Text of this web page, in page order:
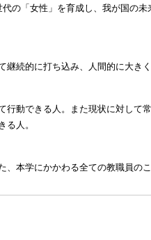
の「女性」を育成し、我が国の
続的に打ち込み、人間的に大き
動できる人。また現状に対して
る人。
本学にかかわる全ての教職員の